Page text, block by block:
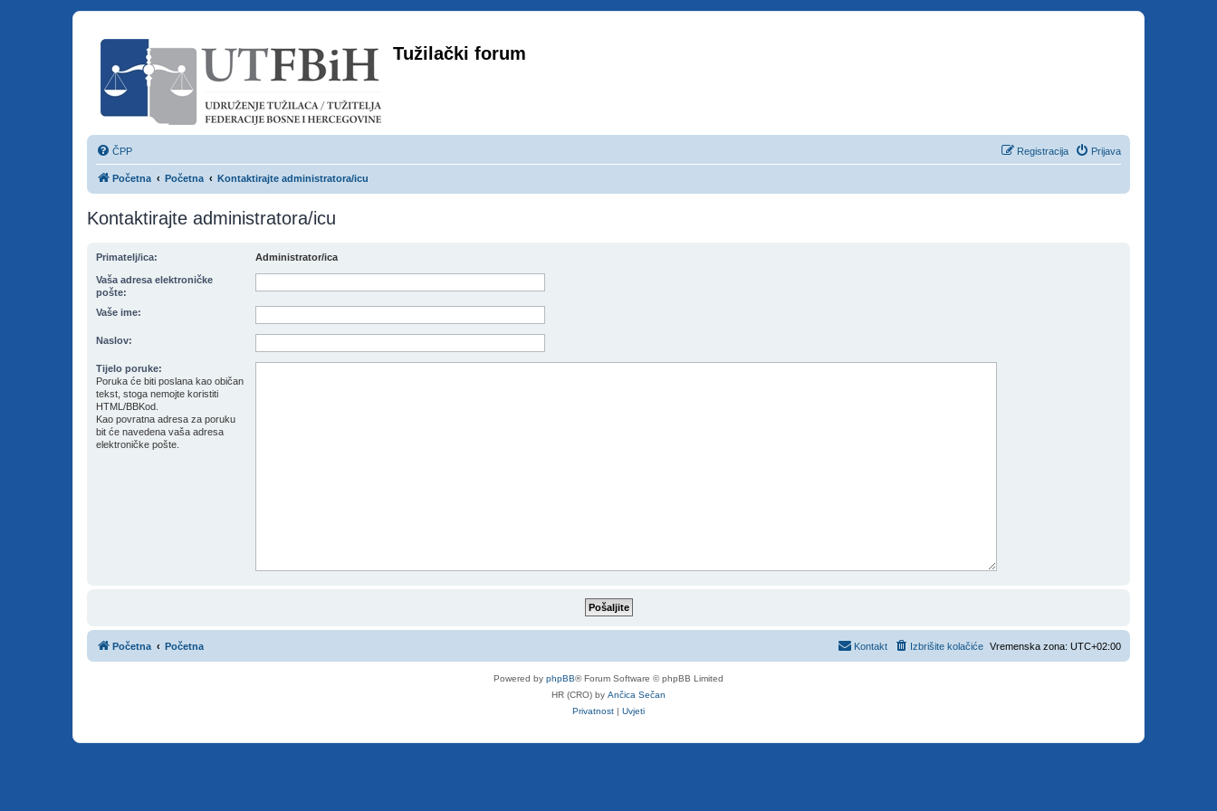
Tužilački forum
ČPP Prijava
Registracija
Početna Početna Kontaktirajte administratora/icu
Kontaktirajte administratora/icu
Primatelj/ica: Administrator/ica
Vaša adresa elektroničke
pošte:
Vaše ime:
Naslov:
Tijelo poruke:
Poruka će biti poslana kao običan
tekst, stoga nemojte koristiti
HTML/BBKod.
Kao povratna adresa za poruku
bit će navedena vaša adresa
elektroničke pošte.
Početna Početna Vremenska zona: UTC+02:00
Izbrišite kolačiće
Kontakt
Powered by phpBB® Forum Software © phpBB Limited
HR (CRO) by Ančica Sečan
Privatnost | Uvjeti